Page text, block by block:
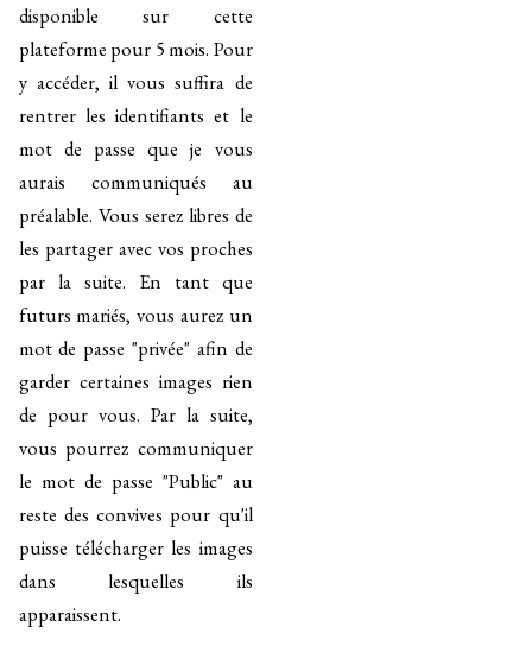
disponible sur cette
plateforme pour 5 mois. Pour
y accéder, il vous suffira de
rentrer les identifiants et le
mot de passe que je vous
aurais communiqués au
préalable. Vous serez libres de
les partager avec vos proches
par la suite. En tant que
futurs mariés, vous aurez un
mot de passe "privée" afin de
garder certaines images rien
de pour vous. Par la suite,
vous pourrez communiquer
le mot de passe "Public" au
reste des convives pour qu'il
puisse télécharger les images
dans lesquelles ils
apparaissent.